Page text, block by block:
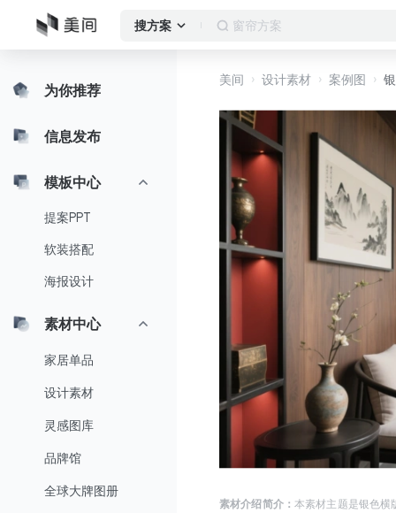
搜方案 窗帘方案
为你推荐
信息发布
模板中心
提案PPT
软装搭配
海报设计
素材中心
家居单品
设计素材
灵感图库
品牌馆
全球大牌图册
美间 设计素材 案例图
素材介绍简介： 本素材主题是银色横